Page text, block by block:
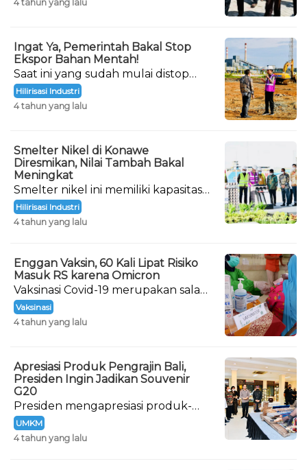
Tengah, akhirnya diresmikan.
4 tahun yang lalu
Ingat Ya, Pemerintah Bakal Stop
Ekspor Bahan Mentah!
Saat ini yang sudah mulai distop
adalah nikel. Nantinya, penghentian
ekspor berikutnya adalah bahan
Hilirisasi Industri
4 tahun yang lalu
Smelter Nikel di Konawe
Diresmikan, Nilai Tambah Bakal
Meningkat
Smelter nikel ini memiliki kapasitas
produksi 1,8 juta ton per tahun.
Hilirisasi Industri
4 tahun yang lalu
Enggan Vaksin, 60 Kali Lipat Risiko
Masuk RS karena Omicron
Vaksinasi Covid-19 merupakan salah
satu cara agar tubuh mampu
menghadapi virus Corona.
Vaksinasi
4 tahun yang lalu
Apresiasi Produk Pengrajin Bali,
Presiden Ingin Jadikan Souvenir
G20
Presiden mengapresiasi produk-
produk buatan para pelaku
Industri Kecil Menengah (IKM) di
UMKM
4 tahun yang lalu